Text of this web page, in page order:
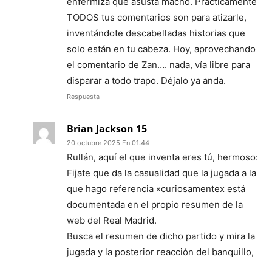
TODOS tus comentarios son para atizarle,
inventándote descabelladas historias que
solo están en tu cabeza. Hoy, aprovechando
el comentario de Zan…. nada, vía libre para
disparar a todo trapo. Déjalo ya anda.
Respuesta
Brian Jackson 15
20 octubre 2025 En 01:44
Rullán, aquí el que inventa eres tú, hermoso:
Fijate que da la casualidad que la jugada a la
que hago referencia «curiosamentex está
documentada en el propio resumen de la
web del Real Madrid.
Busca el resumen de dicho partido y mira la
jugada y la posterior reacción del banquillo,